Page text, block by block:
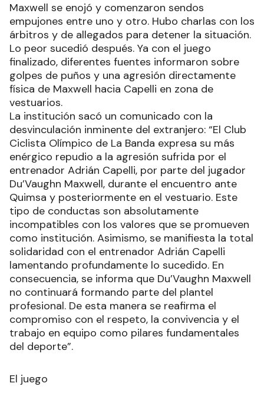
Maxwell se enojó y comenzaron sendos
empujones entre uno y otro. Hubo charlas con los
árbitros y de allegados para detener la situación.
Lo peor sucedió después. Ya con el juego
finalizado, diferentes fuentes informaron sobre
golpes de puños y una agresión directamente
física de Maxwell hacia Capelli en zona de
vestuarios.
La institución sacó un comunicado con la
desvinculación inminente del extranjero: “El Club
Ciclista Olímpico de La Banda expresa su más
enérgico repudio a la agresión sufrida por el
entrenador Adrián Capelli, por parte del jugador
Du’Vaughn Maxwell, durante el encuentro ante
Quimsa y posteriormente en el vestuario. Este
tipo de conductas son absolutamente
incompatibles con los valores que se promueven
como institución. Asimismo, se manifiesta la total
solidaridad con el entrenador Adrián Capelli
lamentando profundamente lo sucedido. En
consecuencia, se informa que Du’Vaughn Maxwell
no continuará formando parte del plantel
profesional. De esta manera se reafirma el
compromiso con el respeto, la convivencia y el
trabajo en equipo como pilares fundamentales
del deporte”.
El juego